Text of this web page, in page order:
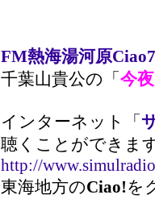
FM熱海湯河原
千葉山貴公の「 今
インターネット「
聴くことができま
http://
東海地方のCiao!を